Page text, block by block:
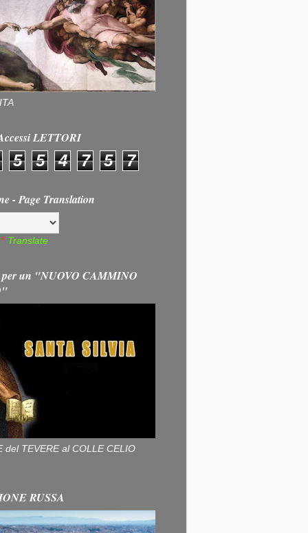
LETTORI
5 5 4 7 5 7
- Page Translation
Translate
per un "NUOVO CAMMINO
del TEVERE al COLLE CELIO
RUSSA